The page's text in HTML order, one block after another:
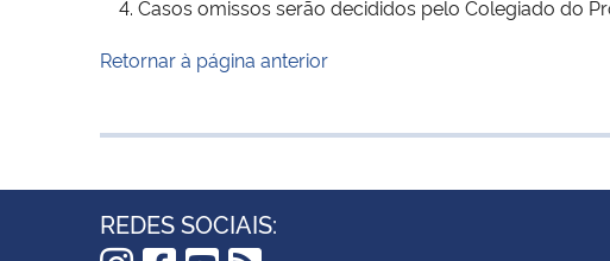
Casos omissos serão decididos pelo Colegiado do
Retornar à página anterior
REDES SOCIAIS: